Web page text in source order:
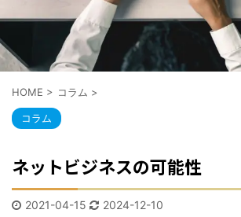
HOME > コラム >
コラム
ネットビジネスの可能性
2021-04-15 2024-12-10